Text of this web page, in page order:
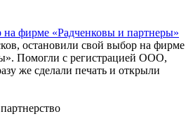
фирме «Радченковы и партнеры»
остановили свой выбор на фирме
Помогли с регистрацией ООО,
же сделали печать и открыли